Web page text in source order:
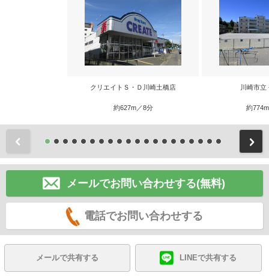
クリエイトＳ・Ｄ川崎土橋店
約627m／8分
川崎市立
約
メールでお問い合わせする(無料)
電話でお問い合わせする
メールで共有する LINEで共有する